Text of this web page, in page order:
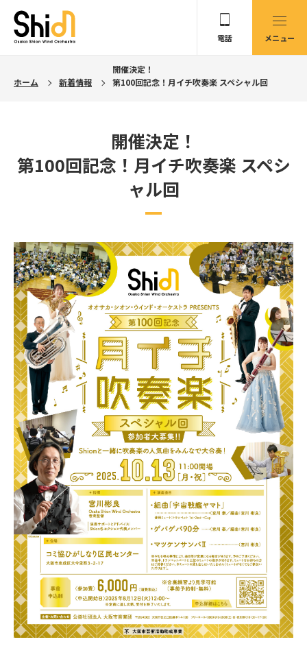
メニュー
電話
ホーム 新着情報
開催決定！
第100回記念！月イチ吹奏楽 スペシャル回
開催決定！
第100回記念！月イチ吹奏楽 スペシ
ャル回